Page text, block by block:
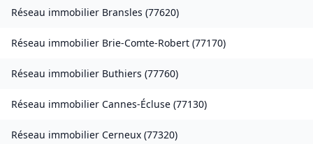
Réseau immobilier Bransles (77620)
Réseau immobilier Brie-Comte-Robert (77170)
Réseau immobilier Buthiers (77760)
Réseau immobilier Cannes-Écluse (77130)
Réseau immobilier Cerneux (77320)